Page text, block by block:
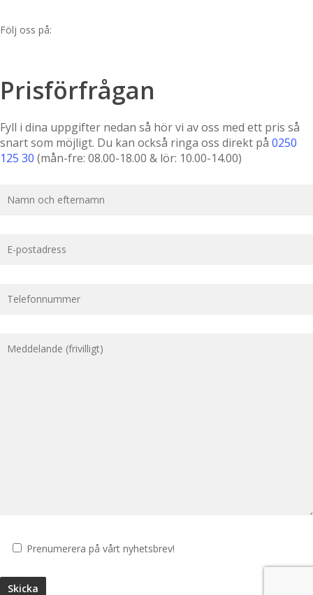
Följ oss på:
Prisförfrågan
Fyll i dina uppgifter nedan så hör vi av oss med ett pris så
snart som möjligt. Du kan också ringa oss direkt på 0250
125 30 (mån-fre: 08.00-18.00 & lör: 10.00-14.00)
Prenumerera på vårt nyhetsbrev!